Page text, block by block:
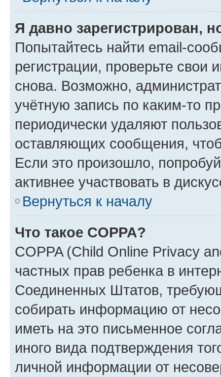
Я давно зарегистрирован,
Попытайтесь найти email-
регистрации, проверьте свои
снова. Возможно,
учётную запись по каким-то
периодически удаляют
оставляющих сообщения,
Если это произошло,
активнее участвовать в
Вернуться к началу
Что такое COPPA?
COPPA (Child Online Privacy
частных прав ребенка в
Соединенных Штатов,
собирать информацию от
иметь на это письменное
иного вида подтверждения
личной информации от